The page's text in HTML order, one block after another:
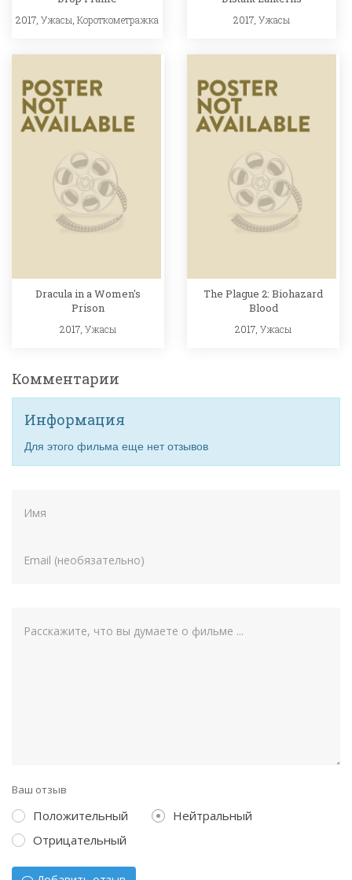
2017, Ужасы Короткометражка 2017,Ужасы
Dracula in a Women's
Prison
2017, Ужасы
The Plague 2: Biohazard
Blood
2017,Ужасы
Комментарии
Информация
Для этого фильма еще нет отзывов
Ваш отзыв
Положительный
Нейтральный
Отрицательный